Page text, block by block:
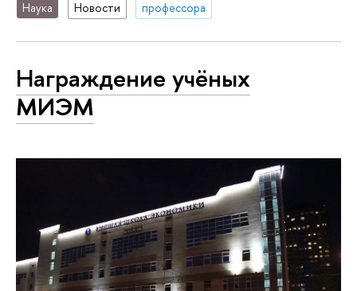
Наука Новости профессора
Награждение учёных
МИЭМ